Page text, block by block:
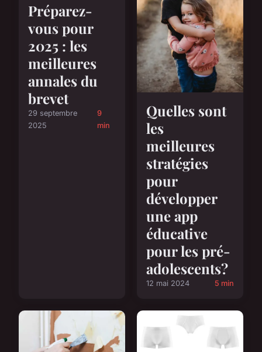
Préparez-
vous pour
2025 : les
meilleures
annales du
brevet
29 septembre
2025
9
min
Quelles sont
les
meilleures
stratégies
pour
développer
une app
éducative
pour les pré-
adolescents?
12 mai 2024 5 min